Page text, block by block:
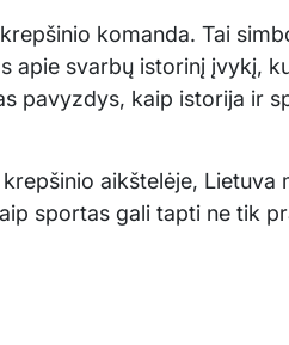
komanda. Tai
apie svarbų istorinį įvykį,
pavyzdys, kaip istorija ir
aikštelėje,
sportas gali tapti ne tik